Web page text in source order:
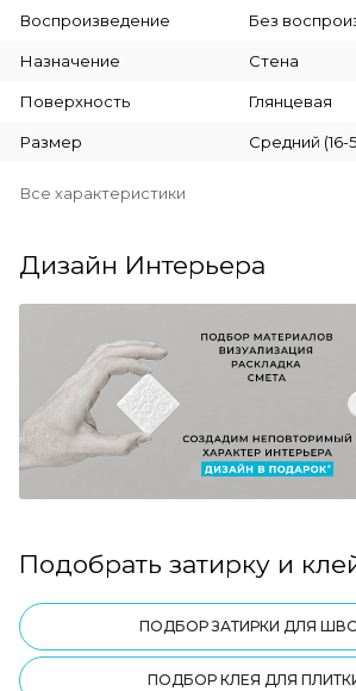
Воспроизведение Без
Назначение Стена
Поверхность Глянцевая
Размер Средний (16-
Все характеристики
Дизайн Интерьера
Подобрать затирку и
ПОДБОР ЗАТИРКИ ДЛЯ
ПОДБОР КЛЕЯ ДЛЯ